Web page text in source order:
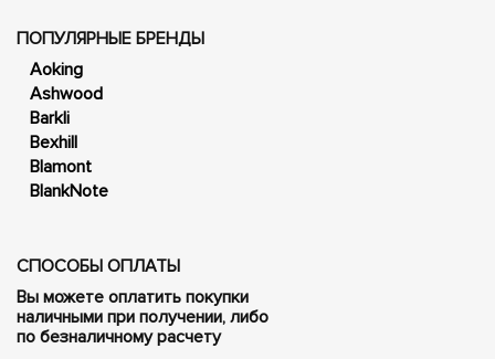
ПОПУЛЯРНЫЕ БРЕНДЫ
Aoking
Ashwood
Barkli
Bexhill
Blamont
BlankNote
СПОСОБЫ ОПЛАТЫ
Вы можете оплатить покупки
наличными при получении, либо
по безналичному расчету